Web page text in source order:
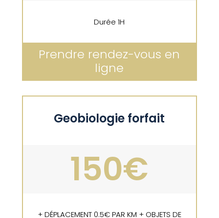
Durée1H
Prendre rendez-vous en
ligne
Geobiologie forfait
150€
+ DÉPLACEMENT 0.5€ PAR KM + OBJETS DE